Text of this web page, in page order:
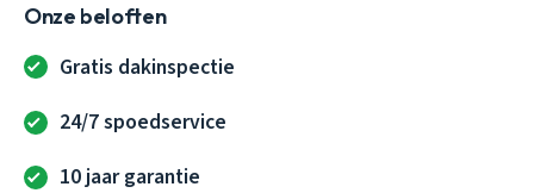
Onze beloften
Gratis dakinspectie
24/7 spoedservice
10 jaar garantie